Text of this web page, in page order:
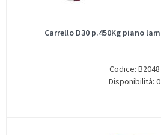
Carrello D30 p.450Kg piano
Codice: B2048
Disponibilità: 0